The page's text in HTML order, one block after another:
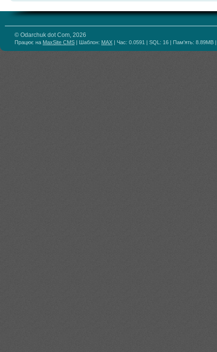
© Odarchuk dot Com, 2026
Працює на MaxSite CMS | Шаблон: MAX | Час: 0.0591 | SQL: 16 | Пам'ять: 8.89MB